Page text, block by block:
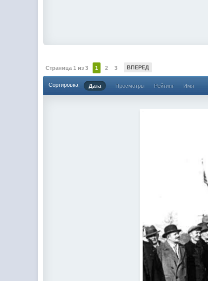
Страница 1 из 3 1 2 3 ВПЕРЕД
Сортировка: Дата Просмотры Рейтинг Имя